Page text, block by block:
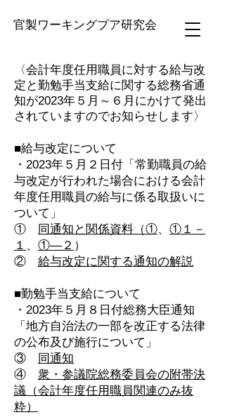
官製ワーキングプア研究会
〈会計年度任用職員に対する給与改
定と勤勉手当支給に関する総務省通
知が2023年５月～６月にかけて発出
されていますのでお知らせします〉
■給与改定について
・2023年５月２日付「常勤職員の給
与改定が行われた場合における会計
年度任用職員の給与に係る取扱いに
ついて」
①
同通知と関係資料（①、 ①１－
１ 、 ①―２ ）
② 給与改定に関する通知の解説
■勤勉手当支給について
・2023年５月８日付総務大臣通知
「地方自治法の一部を改正する法律
の公布及び施行について」
③
同通知
④ 衆・参議院総務委員会の附帯決
議（会計年度任用職員関連のみ抜
粋）